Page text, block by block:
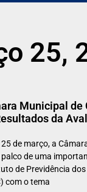
25,
Municipal de
da
de março, a
de uma
de Previdência
com o tema